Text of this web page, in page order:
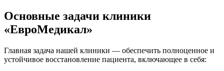
Основные задачи клиники
«ЕвроМедикал»
Главная задача нашей клиники — обеспечить полноценное и
устойчивое восстановление пациента, включающее в себя: